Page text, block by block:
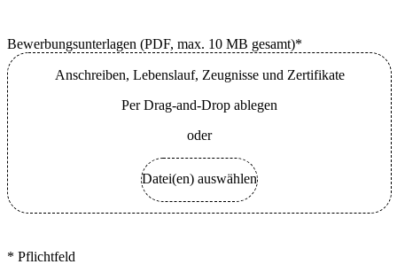
Bewerbungsunterlagen (PDF, max. 10 MB gesamt)*
Anschreiben, Lebenslauf, Zeugnisse und Zertifikate
Per Drag-and-Drop ablegen
oder
Datei(en) auswählen
* Pflichtfeld